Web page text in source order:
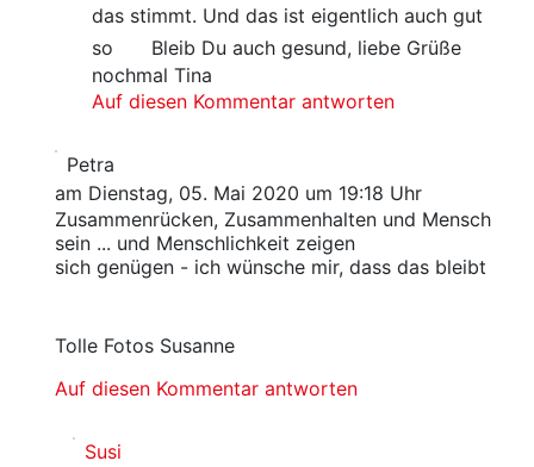
das stimmt. Und das ist eigentlich auch gut
so
Bleib Du auch gesund, liebe Grüße
nochmal Tina
Auf diesen Kommentar antworten
Petra
am Dienstag, 05. Mai 2020 um 19:18 Uhr
Zusammenrücken, Zusammenhalten und Mensch
sein ... und Menschlichkeit zeigen
sich genügen - ich wünsche mir, dass das bleibt
Tolle Fotos Susanne
Auf diesen Kommentar antworten
Susi